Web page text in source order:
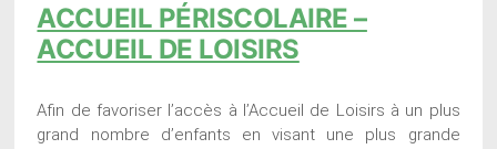
ACCUEIL PÉRISCOLAIRE –
ACCUEIL DE LOISIRS
Afin de favoriser l’accès à l’Accueil de Loisirs à un plus
grand nombre d’enfants en visant une plus grande